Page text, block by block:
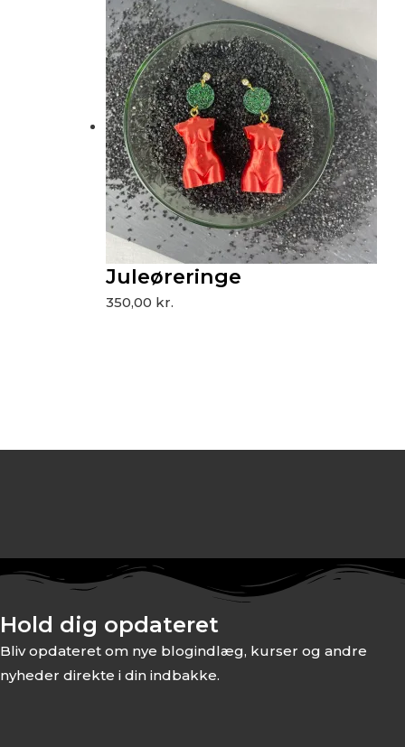
Juleøreringe
350,00 kr.
Hold dig opdateret
Bliv opdateret om nye blogindlæg, kurser og andre
nyheder direkte i din indbakke.